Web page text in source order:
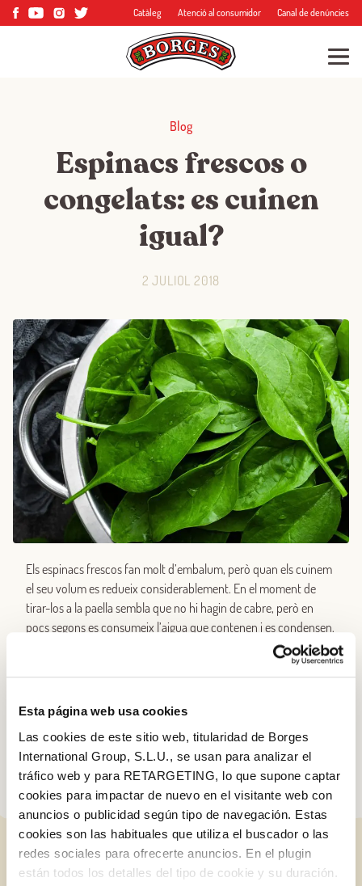
Esta página web usa cookies
Las cookies de este sitio web, titularidad de Borges
International Group, S.L.U., se usan para analizar el
tráfico web y para RETARGETING, lo que supone captar
cookies para impactar de nuevo en el visitante web con
anuncios o publicidad según tipo de navegación. Estas
cookies son las habituales que utiliza el buscador o las
redes sociales para ofrecerte anuncios. En el plugin
están todos los detalles del tipo de cookie y su duración.
Catàleg Atenció al consumidor Canal de denúncies
Blog
Espinacs frescos o
congelats: es cuinen
igual?
2 JULIOL 2018
Els espinacs frescos fan molt d’embalum, però quan els cuinem
el seu volum es redueix considerablement. En el moment de
tirar-los a la paella sembla que no hi hagin de cabre, però en
pocs segons es consumeix l’aigua que contenen i es condensen.
Si no teniu espinacs frescos, els podeu substituir per uns de
frescos n’heu fet servir 1 kg, en el dels congelats en necessitareu
ENTRADES RELACIONADES
Iniciar sessió amb Google